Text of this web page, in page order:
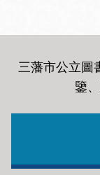
三藩市公立圖
鑒